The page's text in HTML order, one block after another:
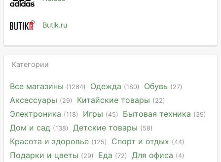
Butik.ru
Категории
Все магазины (1264) Одежда (180) Обувь (27)
Аксессуары (29) Китайские товары (22)
Электроника (118) Игры (45) Бытовая техника (39)
Дом и сад (138) Детские товары (58)
Красота и здоровье (125) Спорт и отдых (44)
Подарки и цветы (29) Еда (72) Для офиса (4)